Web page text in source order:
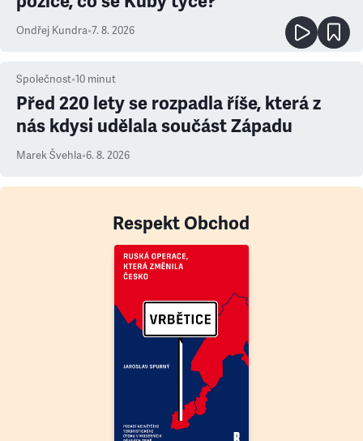
Ondřej Kundra•7. 8. 2026
Společnost•10 minut
Před 220 lety se rozpadla říše, která z
nás kdysi udělala součást Západu
Marek Švehla•6. 8. 2026
Respekt Obchod